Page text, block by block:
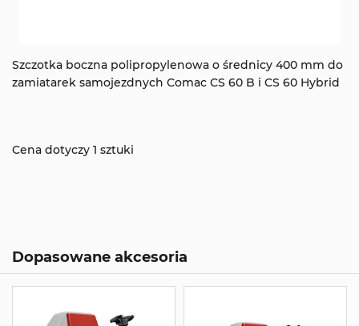
Szczotka boczna polipropylenowa o średnicy 400 mm do
zamiatarek samojezdnych Comac CS 60 B i CS 60 Hybrid
Cena dotyczy 1 sztuki
Dopasowane akcesoria